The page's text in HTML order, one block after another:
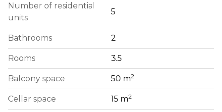
Number of residential
units
5
Bathrooms 2
Rooms 3.5
Balcony space 50 m2
Cellar space 15 m2